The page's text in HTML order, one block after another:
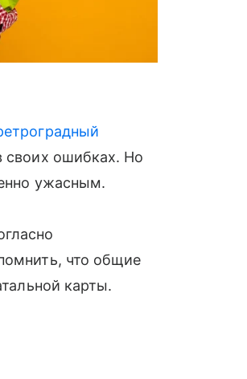
своих ошибках. Но
ужасным.
что общие
карты.